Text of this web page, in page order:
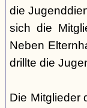
die
sich die
Neben
drillte die
Die Mitglieder